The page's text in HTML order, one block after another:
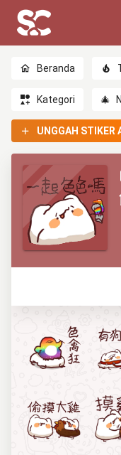
Beranda
Kategori 🎄
UNGGAH STIKER